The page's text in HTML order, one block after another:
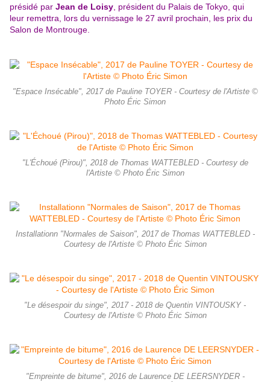
présidé par Jean de Loisy, président du Palais de Tokyo, qui
leur remettra, lors du vernissage le 27 avril prochain, les prix du
Salon de Montrouge.
"Espace Insécable", 2017 de Pauline TOYER - Courtesy de l'Artiste ©
Photo Éric Simon
"L'Échoué (Pirou)", 2018 de Thomas WATTEBLED - Courtesy de
l'Artiste © Photo Éric Simon
Installationn "Normales de Saison", 2017 de Thomas WATTEBLED -
Courtesy de l'Artiste © Photo Éric Simon
"Le désespoir du singe", 2017 - 2018 de Quentin VINTOUSKY -
Courtesy de l'Artiste © Photo Éric Simon
"Empreinte de bitume", 2016 de Laurence DE LEERSNYDER -